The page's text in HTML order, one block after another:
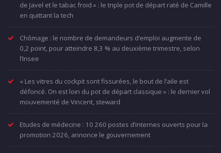
de Javel et le tabac froid » : le triple pot de départ raté de Camille
en quittant la tech
Chômage : le nombre de demandeurs d’emploi augmente de
0,2 point, pour atteindre 8,3 % au deuxième trimestre, selon
l’Insee
« Les vitres du cockpit sont fissurées, le bout de l’aile est
défoncé. On est loin du pot de départ classique » : le dernier vol
mouvementé de Vincent, steward
Etudes de médecine : 10 260 postes d’internes ouverts pour la
promotion 2026, annonce le gouvernement